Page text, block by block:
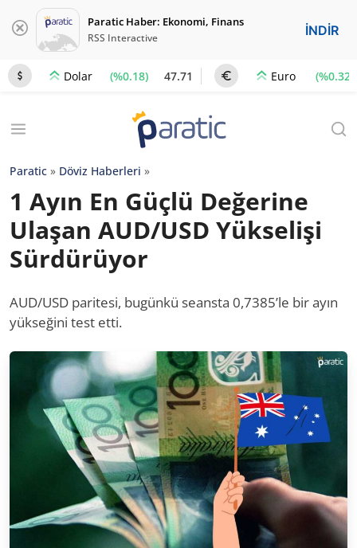
Paratic Haber: Ekonomi, Finans
RSS Interactive İNDİR
Dolar (%0.18) 47.71 Euro (%0.32)
Paratic » Döviz Haberleri »
1 Ayın En Güçlü Değerine
Ulaşan AUD/USD Yükselişi
Sürdürüyor
AUD/USD paritesi, bugünkü seansta 0,7385’le bir ayın
yükseğini test etti.